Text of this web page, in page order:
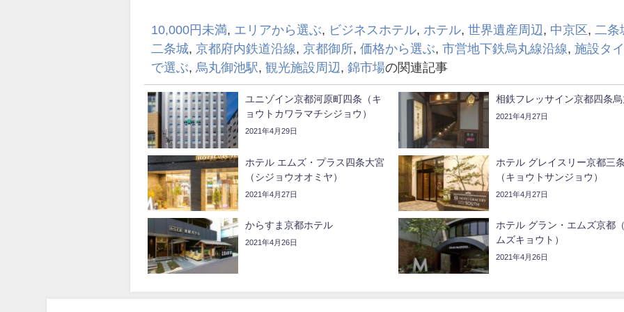
10,000円未満, エリアから選ぶ, ビジネスホテル, ホテル,世界遺産周辺 , 中京区 , 二条
二条城,京都府内鉄道沿線,京都御所,価格から選ぶ,市営地下鉄烏丸線沿線,施設タ
で選ぶ, 烏丸御池駅,観光施設周辺 ,錦市場の関連記事
ユニゾイン京都河原町四条（キ
ョウトカワラマチシジョウ）
2021年4月29日
相鉄フレッサイン京都四条
2021年4月27日
ホテル エムズ・プラス四条大宮
（シジョウオオミヤ）
2021年4月27日
ホテル グレイスリー京都三条
（キョウトサンジョウ）
2021年4月27日
からすま京都ホテル
2021年4月26日
ホテル グラン・エムズ京都
ムズキョウト）
2021年4月26日